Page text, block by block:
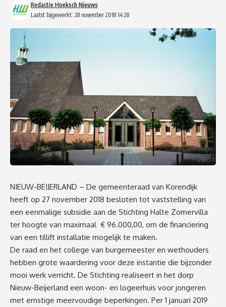
Laatst bijgewerkt: 28 november 2018 14:28
Redactie Hoeksch Nieuws
NIEUW-BEIJERLAND – De gemeenteraad van Korendijk
heeft op 27 november 2018 besloten tot vaststelling van
een eenmalige subsidie aan de Stichting Halte Zomervilla
ter hoogte van maximaal € 96.000,00, om de financiering
van een tillift installatie mogelijk te maken.
De raad en het college van burgemeester en wethouders
hebben grote waardering voor deze instantie die bijzonder
mooi werk verricht. De Stichting realiseert in het dorp
Nieuw-Beijerland een woon- en logeerhuis voor jongeren
met ernstige meervoudige beperkingen. Per 1 januari 2019